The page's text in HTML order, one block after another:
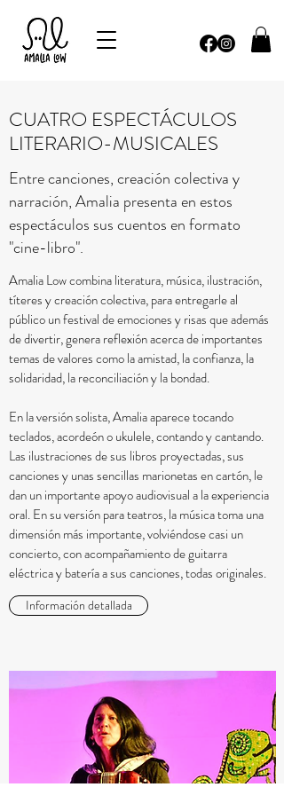
CUATRO ESPECTÁCULOS
LITERARIO-MUSICALES
Entre canciones, creación colectiva y
narración, Amalia presenta en estos
espectáculos sus cuentos en formato
"cine-libro".
Amalia Low combina literatura, música, ilustración,
títeres y creación colectiva, para entregarle al
público un festival de emociones y risas que además
de divertir, genera reflexión acerca de importantes
temas de valores como la amistad, la confianza, la
solidaridad, la reconciliación y la bondad.
En la versión solista, Amalia aparece tocando
teclados, acordeón o ukulele, contando y cantando.
Las ilustraciones de sus libros proyectadas, sus
canciones y unas sencillas marionetas en cartón, le
dan un importante apoyo audiovisual a la experiencia
oral. En su versión para teatros, la música toma una
dimensión más importante, volviéndose casi un
concierto, con acompañamiento de guitarra
eléctrica y batería a sus canciones, todas originales.
Información detallada